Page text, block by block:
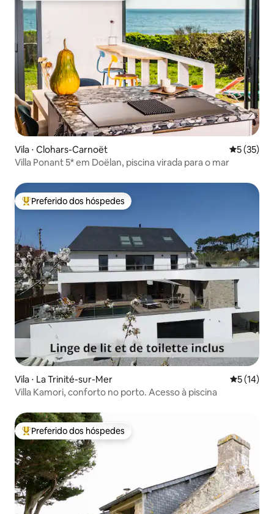
Vila ⋅ Clohars-Carnoët 5 de uma
5 (35)
Villa Ponant 5* em Doëlan, piscina virada para o mar
Entre os melhores preferidos dos hóspedes
Preferido dos hóspedes
Vila ⋅ La Trinité-sur-Mer 5 de uma
5 (14)
Villa Kamori, conforto no porto. Acesso à piscina
Entre os melhores preferidos dos hóspedes
Preferido dos hóspedes